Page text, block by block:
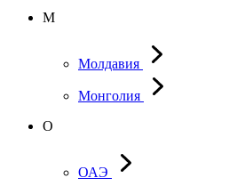
М
Молдавия
Монголия
О
ОАЭ